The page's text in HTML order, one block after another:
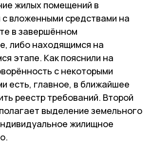
жилых помещений в
с вложенными средствами на
в завершённом
либо находящимся на
этапе. Как пояснили на
с некоторыми
есть, главное, в ближайшее
реестр требований. Второй
выделение земельного
жилищное